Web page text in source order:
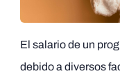
El salario de un
debido a diversos